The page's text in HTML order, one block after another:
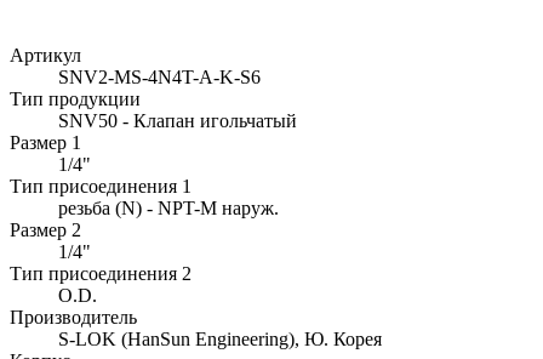
Артикул
SNV2-MS-4N4T-A-K-S6
Тип продукции
SNV50 - Клапан игольчатый
Размер 1
1/4"
Тип присоединения 1
резьба (N) - NPT-M наруж.
Размер 2
1/4"
Тип присоединения 2
O.D.
Производитель
S-LOK (HanSun Engineering), Ю. Корея